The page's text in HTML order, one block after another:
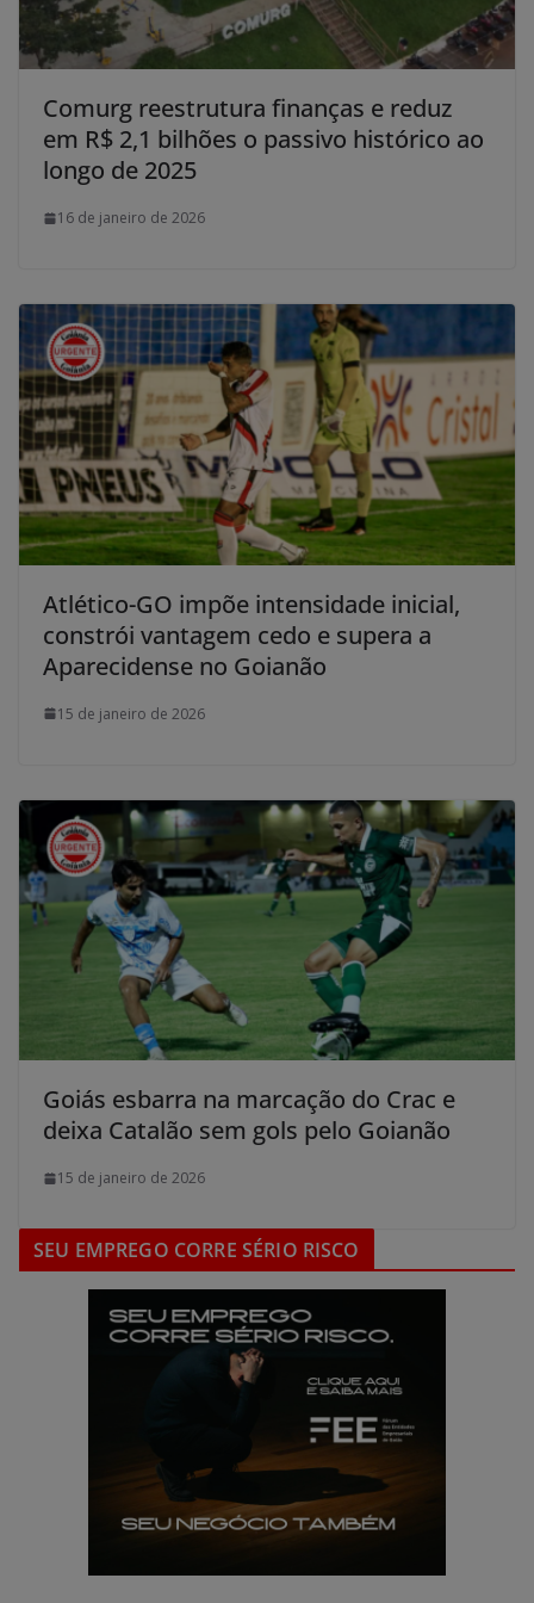
Comurg reestrutura finanças e reduz
em R$ 2,1 bilhões o passivo histórico ao
longo de 2025
16 de janeiro de 2026
Atlético-GO impõe intensidade inicial,
constrói vantagem cedo e supera a
Aparecidense no Goianão
15 de janeiro de 2026
Goiás esbarra na marcação do Crac e
deixa Catalão sem gols pelo Goianão
15 de janeiro de 2026
SEU EMPREGO CORRE SÉRIO RISCO